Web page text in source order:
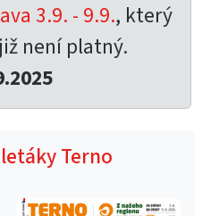
3.9. - 9.9., který
není platný.
letáky Terno